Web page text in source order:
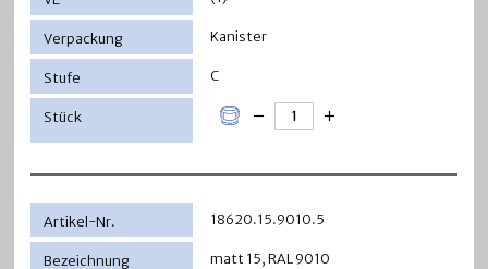
Kanister
C
18620.15.9010.5
matt 15, RAL 9010